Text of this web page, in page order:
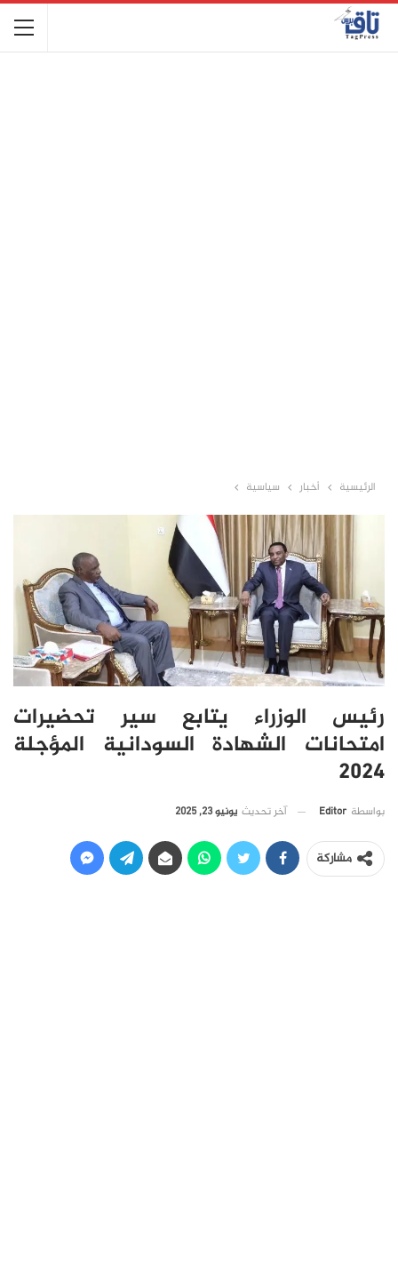
الرئيسية أخبار سياسية
رئيس الوزراء يتابع سير تحضيرات
امتحانات الشهادة السودانية المؤجلة
2024
بواسطة Editor آخر تحديث يونيو 23, 2025
مشاركة